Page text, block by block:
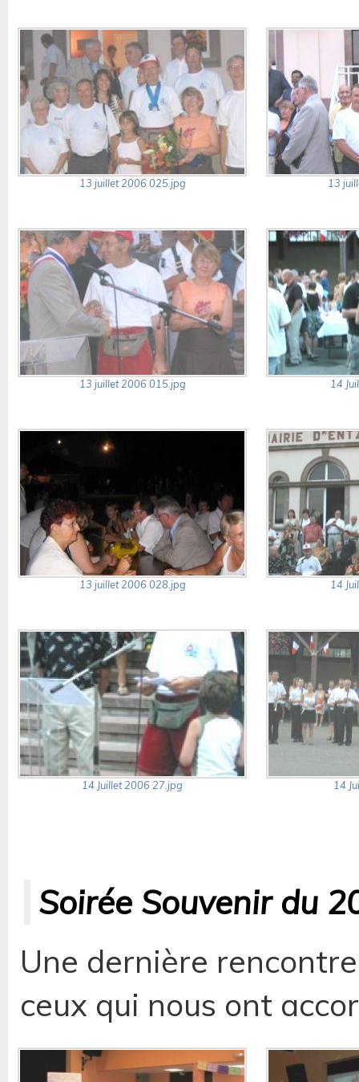
13 juillet 2006 025.jpg 13
13 juillet 2006 015.jpg 14
13 juillet 2006 028.jpg 14
14 Juillet 2006 27.jpg 14
Soirée Souvenir du
Une dernière
ceux qui nous ont